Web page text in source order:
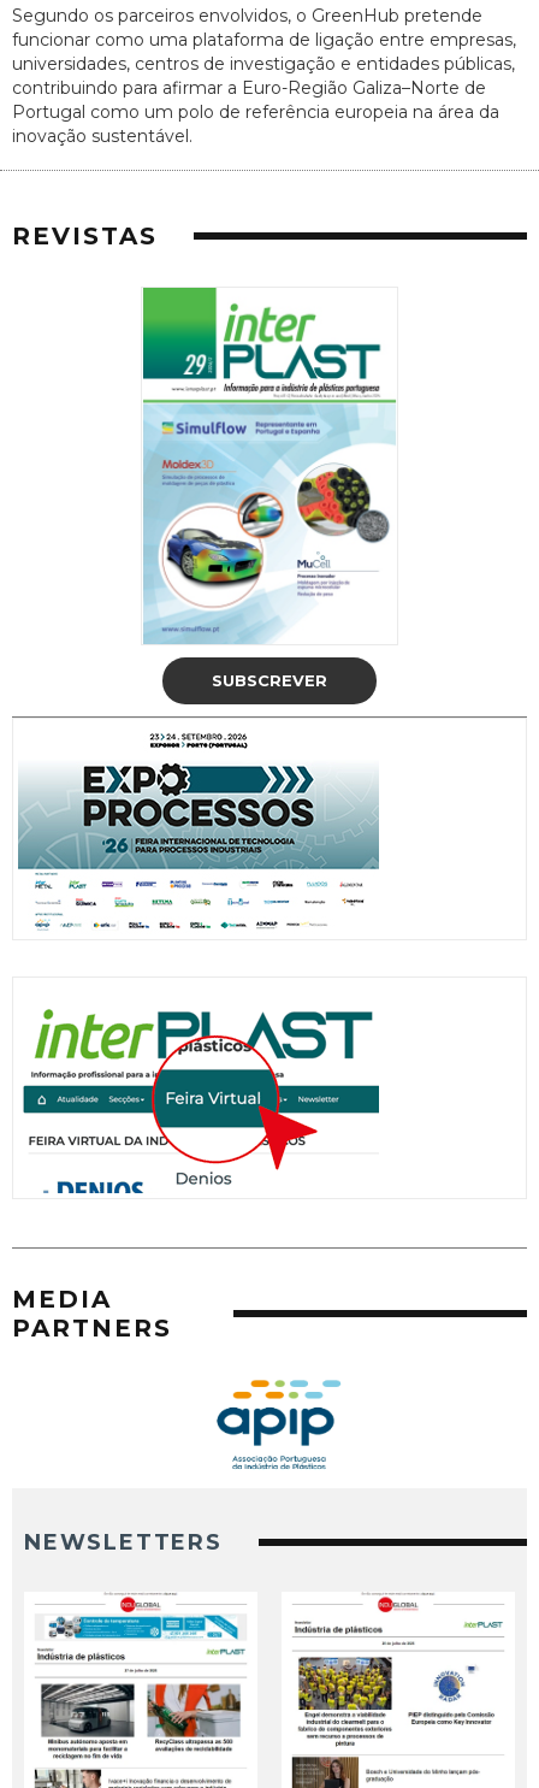
Segundo os parceiros envolvidos, o GreenHub pretende
funcionar como uma plataforma de ligação entre empresas,
universidades, centros de investigação e entidades públicas,
contribuindo para afirmar a Euro-Região Galiza–Norte de
Portugal como um polo de referência europeia na área da
inovação sustentável.
REVISTAS
SUBSCREVER
MEDIA
PARTNERS
NEWSLETTERS